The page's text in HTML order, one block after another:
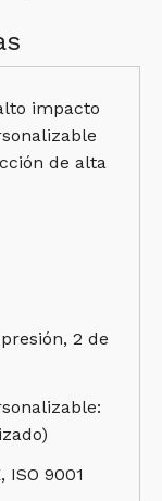
impacto
de alta
2 de
ISO 9001